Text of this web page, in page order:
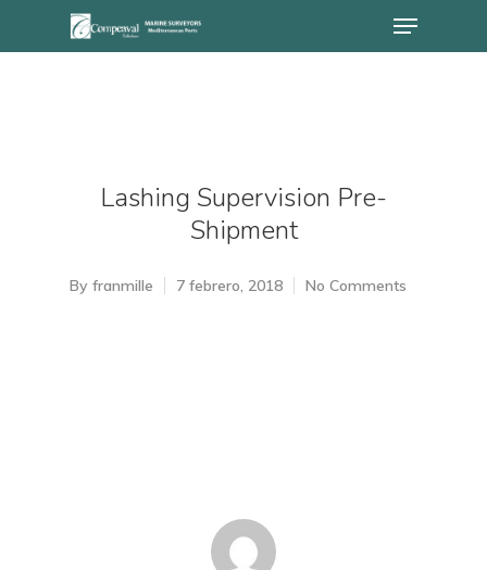
Lashing Supervision Pre-
Shipment
By franmille 7 febrero, 2018 No Comments